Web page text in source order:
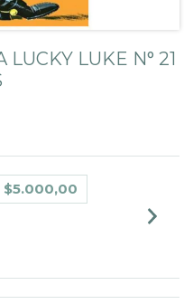
LUKE N° 21
$5.000,00